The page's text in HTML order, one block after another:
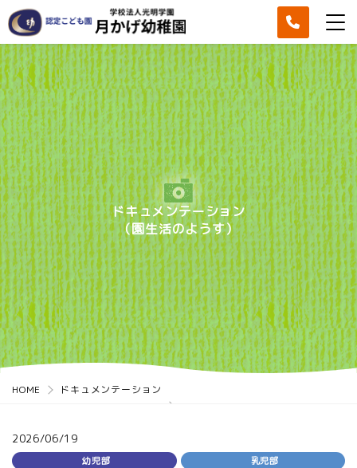
ドキュメンテーション
（園生活のようす）
HOME ドキュメンテーション
2026/06/19
幼児部 乳児部